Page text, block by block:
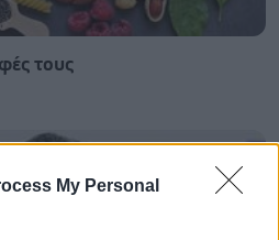
My Personal
τους